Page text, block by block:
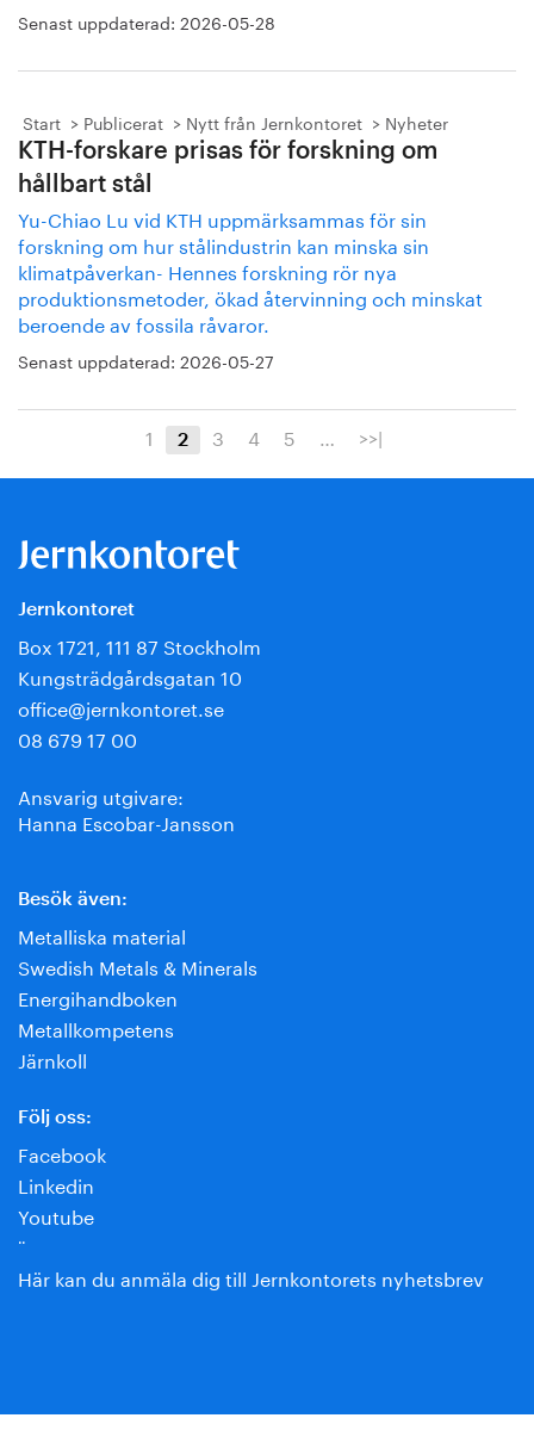
Senast uppdaterad: 2026-05-28
Start Publicerat Nytt från Jernkontoret Nyheter
KTH-forskare prisas för forskning om
hållbart stål
Yu-Chiao Lu vid KTH uppmärksammas för sin
forskning om hur stålindustrin kan minska sin
klimatpåverkan- Hennes forskning rör nya
produktionsmetoder, ökad återvinning och minskat
beroende av fossila råvaror.
Senast uppdaterad: 2026-05-27
1 2 3 4 5 … >>|
Jernkontoret
Box 1721, 111 87 Stockholm
Kungsträdgårdsgatan 10
office@jernkontoret.se
08 679 17 00
Ansvarig utgivare:
Hanna Escobar-Jansson
Besök även:
Metalliska material
Swedish Metals & Minerals
Energihandboken
Metallkompetens
Järnkoll
Följ oss:
Facebook
Linkedin
Youtube
¨
Här kan du anmäla dig till Jernkontorets nyhetsbrev